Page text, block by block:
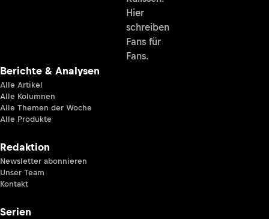
Hier
schreiben
Fans für
Fans.
Berichte & Analysen
Alle Artikel
Alle Kolumnen
Alle Themen der Woche
Alle Produkte
Redaktion
Newsletter abonnieren
Unser Team
Kontakt
Serien